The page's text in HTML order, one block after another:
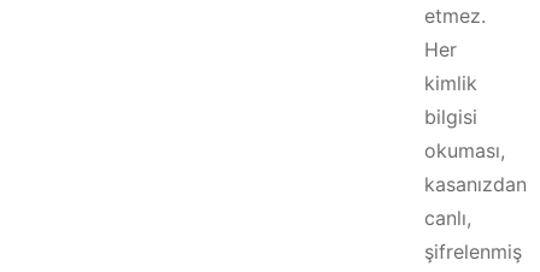
etmez.
Her
kimlik
bilgisi
okuması,
kasanızdan
canlı,
şifrelenmiş